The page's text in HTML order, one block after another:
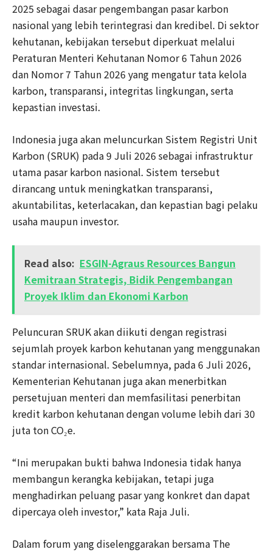
2025 sebagai dasar pengembangan pasar karbon
nasional yang lebih terintegrasi dan kredibel. Di sektor
kehutanan, kebijakan tersebut diperkuat melalui
Peraturan Menteri Kehutanan Nomor 6 Tahun 2026
dan Nomor 7 Tahun 2026 yang mengatur tata kelola
karbon, transparansi, integritas lingkungan, serta
kepastian investasi.
Indonesia juga akan meluncurkan Sistem Registri Unit
Karbon (SRUK) pada 9 Juli 2026 sebagai infrastruktur
utama pasar karbon nasional. Sistem tersebut
dirancang untuk meningkatkan transparansi,
akuntabilitas, keterlacakan, dan kepastian bagi pelaku
usaha maupun investor.
Read also: ESGIN-Agraus Resources Bangun
Kemitraan Strategis, Bidik Pengembangan
Proyek Iklim dan Ekonomi Karbon
Peluncuran SRUK akan diikuti dengan registrasi
sejumlah proyek karbon kehutanan yang menggunakan
standar internasional. Sebelumnya, pada 6 Juli 2026,
Kementerian Kehutanan juga akan menerbitkan
persetujuan menteri dan memfasilitasi penerbitan
kredit karbon kehutanan dengan volume lebih dari 30
juta ton CO₂e.
“Ini merupakan bukti bahwa Indonesia tidak hanya
membangun kerangka kebijakan, tetapi juga
menghadirkan peluang pasar yang konkret dan dapat
dipercaya oleh investor,” kata Raja Juli.
Dalam forum yang diselenggarakan bersama The